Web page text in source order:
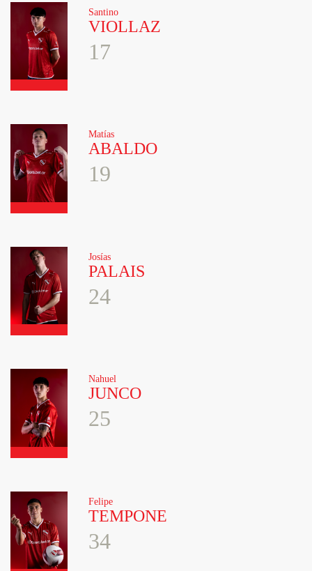
Santino
VIOLLAZ
17
Matías
ABALDO
19
Josías
PALAIS
24
Nahuel
JUNCO
25
Felipe
TEMPONE
34